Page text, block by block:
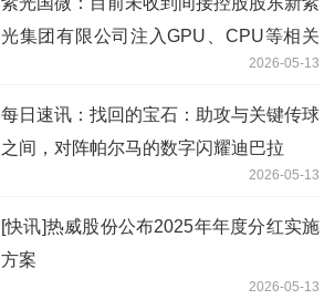
光集团有限公司注入GPU、CPU等相关
2026-05-13
每日速讯：找回的宝石：助攻与关键传球
之间，对阵帕尔马的数字闪耀迪巴拉
2026-05-13
[快讯]热威股份公布2025年年度分红实施
方案
2026-05-13